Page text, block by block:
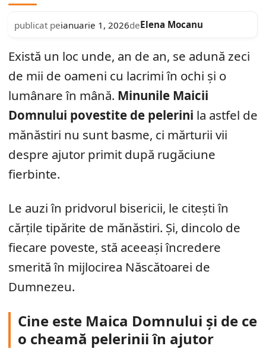
publicat peianuarie 1, 2026deElena Mocanu
Există un loc unde, an de an, se adună zeci
de mii de oameni cu lacrimi în ochi și o
lumânare în mână. Minunile Maicii
Domnului povestite de pelerini la astfel de
mănăstiri nu sunt basme, ci mărturii vii
despre ajutor primit după rugăciune
fierbinte.
Le auzi în pridvorul bisericii, le citești în
cărțile tipărite de mănăstiri. Și, dincolo de
fiecare poveste, stă aceeași încredere
smerită în mijlocirea Născătoarei de
Dumnezeu.
Cine este Maica Domnului și de ce
o cheamă pelerinii în ajutor